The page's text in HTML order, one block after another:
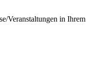
Veranstaltungen in Ihrem